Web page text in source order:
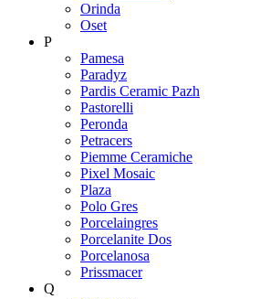
Orinda
Oset
P
Pamesa
Paradyz
Pardis Ceramic Pazh
Pastorelli
Peronda
Petracers
Piemme Ceramiche
Pixel Mosaic
Plaza
Polo Gres
Porcelaingres
Porcelanite Dos
Porcelanosa
Prissmacer
Q